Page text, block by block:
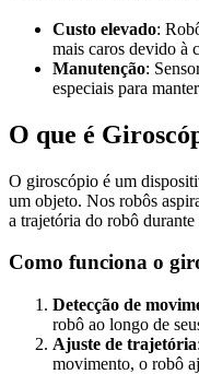
Custo elevado:
mais caros devido à
Manutenção:
especiais para
O que é
O giroscópio é um
um objeto. Nos robôs
a trajetória do robô durante
Como funciona o
Detecção de
robô ao longo de
Ajuste de trajetória
movimento, o robô